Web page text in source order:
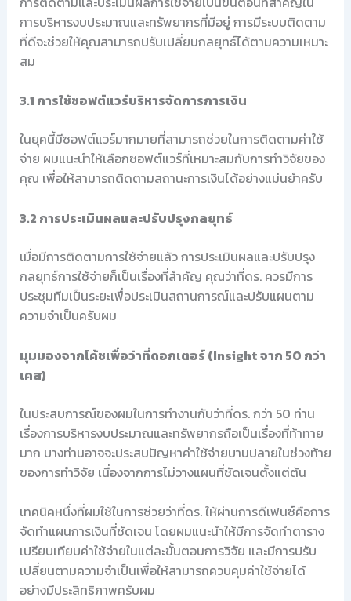
การบริหารงบประมาณและทรัพยากรที่มีอยู่ การมีระบบติดตาม
ที่ดีจะช่วยให้คุณสามารถปรับเปลี่ยนกลยุทธ์ได้ตามความเหมาะ
สม
3.1 การใช้ซอฟต์แวร์บริหารจัดการการเงิน
ในยุคนี้มีซอฟต์แวร์มากมายที่สามารถช่วยในการติดตามค่าใช้
จ่าย ผมแนะนำให้เลือกซอฟต์แวร์ที่เหมาะสมกับการทำวิจัยของ
คุณ เพื่อให้สามารถติดตามสถานะการเงินได้อย่างแม่นยำครับ
3.2 การประเมินผลและปรับปรุงกลยุทธ์
เมื่อมีการติดตามการใช้จ่ายแล้ว การประเมินผลและปรับปรุง
กลยุทธ์การใช้จ่ายก็เป็นเรื่องที่สำคัญ คุณว่าที่ดร. ควรมีการ
ประชุมทีมเป็นระยะเพื่อประเมินสถานการณ์และปรับแผนตาม
ความจำเป็นครับผม
มุมมองจากโค้ชเพื่อว่าที่ดอกเตอร์ (Insight จาก 50 กว่า
เคส)
ในประสบการณ์ของผมในการทำงานกับว่าที่ดร. กว่า 50 ท่าน
เรื่องการบริหารงบประมาณและทรัพยากรถือเป็นเรื่องที่ท้าทาย
มาก บางท่านอาจจะประสบปัญหาค่าใช้จ่ายบานปลายในช่วงท้าย
ของการทำวิจัย เนื่องจากการไม่วางแผนที่ชัดเจนตั้งแต่ต้น
เทคนิคหนึ่งที่ผมใช้ในการช่วยว่าที่ดร. ให้ผ่านการดีเฟนซ์คือการ
จัดทำแผนการเงินที่ชัดเจน โดยผมแนะนำให้มีการจัดทำตาราง
เปรียบเทียบค่าใช้จ่ายในแต่ละขั้นตอนการวิจัย และมีการปรับ
เปลี่ยนตามความจำเป็นเพื่อให้สามารถควบคุมค่าใช้จ่ายได้
อย่างมีประสิทธิภาพครับผม